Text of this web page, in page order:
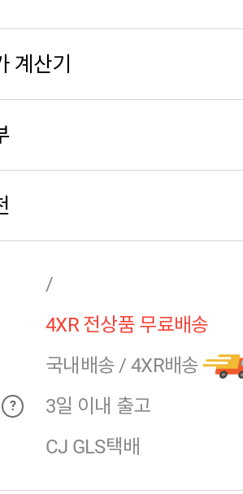
계산기
/
4XR 전상품 무료배송
국내배송 / 4XR배송
?
3일 이내 출고
CJ GLS택배